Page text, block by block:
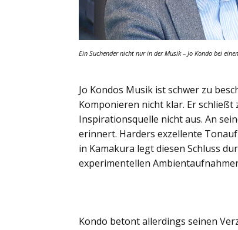
Ein Suchender nicht nur in der Musik – Jo Kondo bei
Jo Kondos Musik ist schwer zu
Komponieren nicht klar. Er schließt
Inspirationsquelle nicht aus. An
erinnert. Harders exzellente
in Kamakura legt diesen Schluss
experimentellen
Kondo betont allerdings seinen